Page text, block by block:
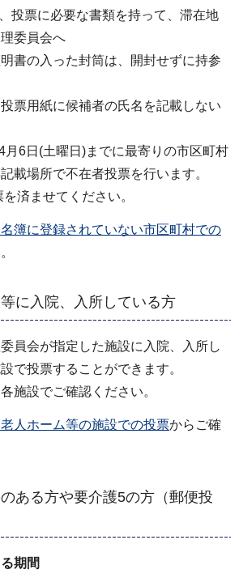
投票に必要な書類を持って、滞在地
委員会へ
の入った封筒は、開封せずに持参
用紙に候補者の氏名を記載しない
月6日(土曜日)までに最寄りの市区町村
載場所で不在者投票を行います。
済ませてください。
簿に登録されていない市区町村での
に入院、入所している方
員会が指定した施設に入院、入所し
で投票することができます。
施設でご確認ください。
人ホーム等の施設での投票からご確
ある方や要介護5の方（郵便投
期間